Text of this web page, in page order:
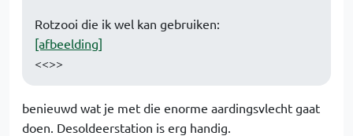
Rotzooi die ik wel kan gebruiken:
[afbeelding]
<<>>
benieuwd wat je met die enorme aardingsvlecht gaat
doen. Desoldeerstation is erg handig.